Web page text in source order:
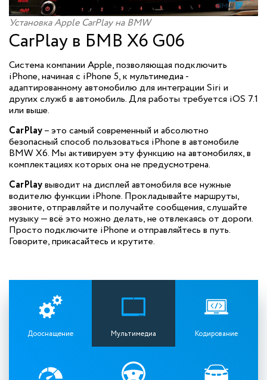
Установка Apple CarPlay на BMW
CarPlay в БМВ X6 G06
Система компании Apple, позволяющая подключить
iPhone, начиная с iPhone 5, к мультимедиа -
адаптированному автомобилю для интеграции Siri и
других служб в автомобиль. Для работы требуется iOS 7.1
или выше.
CarPlay– это самый современный и абсолютно
безопасный способ пользоваться iPhone в автомобиле
BMW X6. Мы активируем эту функцию на автомобилях, в
комплектациях которых она не предусмотрена.
CarPlayвыводит на дисплей автомобиля все нужные
водителю функции iPhone. Прокладывайте маршруты,
звоните, отправляйте и получайте сообщения, слушайте
музыку — всё это можно делать, не отвлекаясь от дороги.
Просто подключите iPhone и отправляйтесь в путь.
Говорите, прикасайтесь и крутите.
Дооснащение Мультимедиа Кодирование